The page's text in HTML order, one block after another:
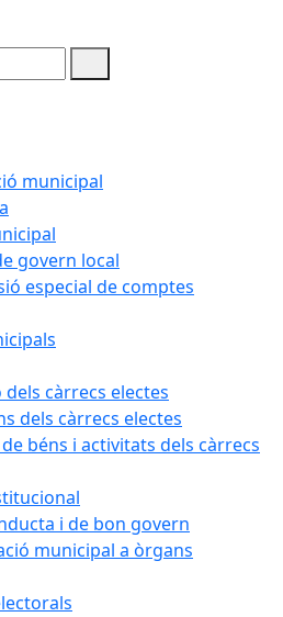
municipal
govern local
especial de comptes
càrrecs electes
dels càrrecs electes
béns i activitats dels càrrecs
i de bon govern
municipal a òrgans